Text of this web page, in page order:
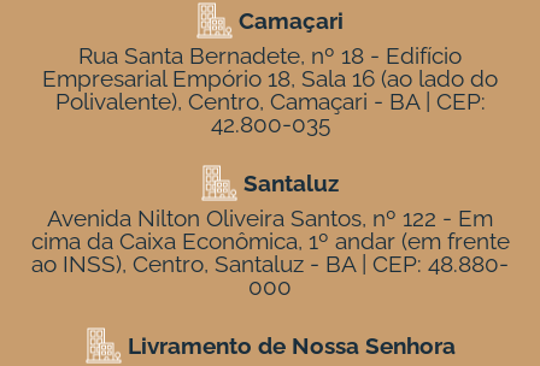
Camaçari
Rua Santa Bernadete, nº 18 - Edifício
Empresarial Empório 18, Sala 16 (ao lado do
Polivalente), Centro, Camaçari - BA | CEP:
42.800-035
Santaluz
Avenida Nilton Oliveira Santos, nº 122 - Em
cima da Caixa Econômica, 1º andar (em frente
ao INSS), Centro, Santaluz - BA | CEP: 48.880-
000
Livramento de Nossa Senhora